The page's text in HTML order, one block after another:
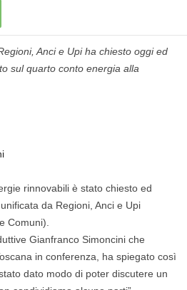
Anci e Upi ha chiesto oggi ed
sul quarto conto energia alla
rinnovabili è stato chiesto ed
da Regioni, Anci e Upi
Comuni).
Gianfranco Simoncini che
in conferenza, ha spiegato così
dato modo di poter discutere un